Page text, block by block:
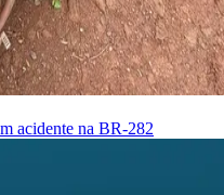
acidente na BR-282